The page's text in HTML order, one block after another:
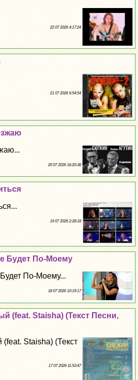
22 07 2026 4:17:24
21 07 2026 6:54:54
20 07 2026 16:20:38
19 07 2026 2:28:18
Будет По-Моему
По-Моему...
18 07 2026 10:19:17
(feat. Staisha) (Текст Песни,
Staisha) (Текст
17 07 2026 11:53:47